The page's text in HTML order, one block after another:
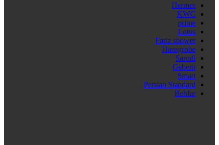
Hermes
KWC
prime
Lotus
Fariz shower
Hansgrobe
Sarodi
Geberit
Smart
Persian Standard
Behfar